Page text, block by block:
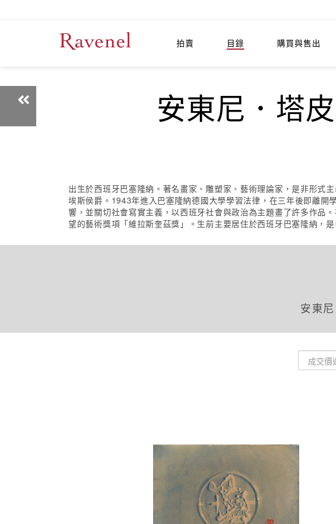
拍賣 目錄 購買與售出
安東尼．塔
出生於西班牙巴塞隆納。著名畫家、雕塑家、藝術理論家，是非形式
埃斯侯爵。1943年進入巴塞隆納德國大學學習法律，在三年後即離
響，並關切社會寫實主義，以西班牙社會與政治為主題畫了許多作品
望的藝術獎項「維拉斯奎茲獎」。生前主要居住於西班牙巴塞隆納，
安東